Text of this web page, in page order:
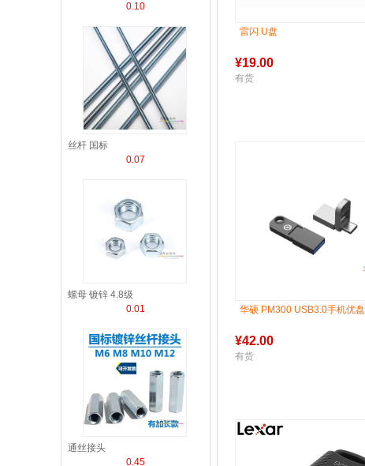
0.10
丝杆 国标
0.07
螺母 镀锌 4.8级
0.01
通丝接头
0.45
雷闪 U盘
¥19.00
有货
华硕 PM300 USB3.0手机优盘
¥42.00
有货